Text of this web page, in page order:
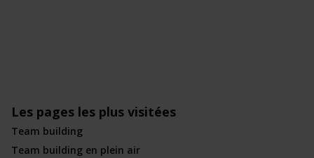
Les pages les plus visitées
Team building
Team building en plein air